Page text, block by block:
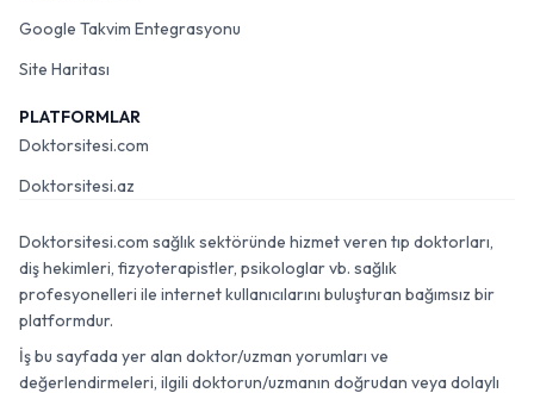
Google Takvim Entegrasyonu
Site Haritası
PLATFORMLAR
Doktorsitesi.com
Doktorsitesi.az
Doktorsitesi.com sağlık sektöründe hizmet veren tıp doktorları,
diş hekimleri, fizyoterapistler, psikologlar vb. sağlık
profesyonelleri ile internet kullanıcılarını buluşturan bağımsız bir
platformdur.
İş bu sayfada yer alan doktor/uzman yorumları ve
değerlendirmeleri, ilgili doktorun/uzmanın doğrudan veya dolaylı